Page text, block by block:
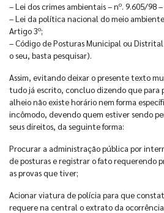
– Lei dos crimes ambientais – nº. 9.605/98
– Lei da política nacional do meio
Artigo 3º;
– Código de Posturas Municipal ou
o seu, basta pesquisar).
Assim, evitando deixar o presente texto
tudo já escrito, concluo dizendo que para
alheio não existe horário nem forma
incômodo, devendo quem estiver sendo
seus direitos, da seguinte forma:
Procurar a administração pública por
de posturas e registrar o fato requerendo
as provas que tiver;
Acionar viatura de polícia para que
requere na central o extrato da